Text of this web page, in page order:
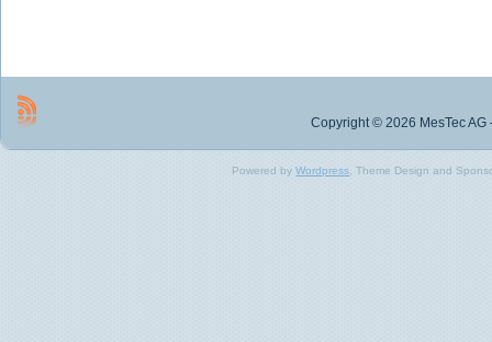
Copyright © 2026 MesTec
Powered byWordpress , Theme Design and